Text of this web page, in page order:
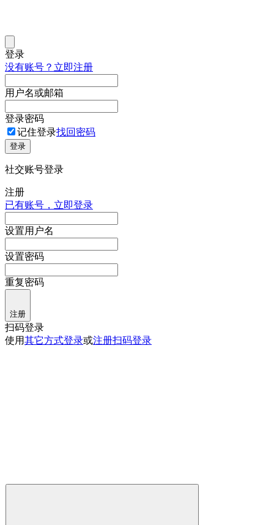
登录
没有账号？立即注册
用户名或邮箱
登录密码
记住登录找回密码
登录
社交账号登录
注册
已有账号，立即登录
设置用户名
设置密码
重复密码
注册
扫码登录
使用其它方式登录或注册扫码登录